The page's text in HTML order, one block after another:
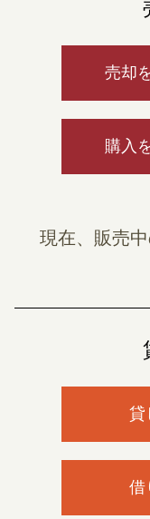
売却
購入
現在、販売
貸
借